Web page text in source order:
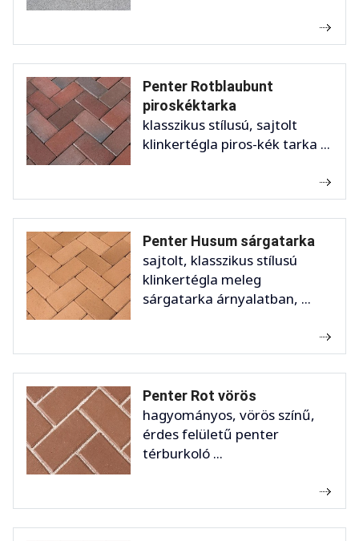
Penter Rotblaubunt
piroskéktarka
klasszikus stílusú, sajtolt
klinkertégla piros-kék tarka ...
Penter Husum sárgatarka
sajtolt, klasszikus stílusú
klinkertégla meleg
sárgatarka árnyalatban, ...
Penter Rot vörös
hagyományos, vörös színű,
érdes felületű penter
térburkoló ...